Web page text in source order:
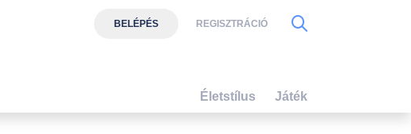
BELÉPÉS REGISZTRÁCIÓ
Életstílus Játék